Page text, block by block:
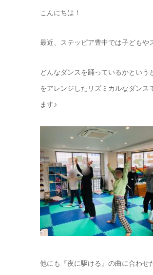
こんにちは！
最近、ステッピア豊中では子どもや
どんなダンスを踊っているかとい
をアレンジしたリズミカルなダン
ます♪
他にも『夜に駆ける』の曲に合わせ